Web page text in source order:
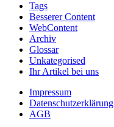
Tags
Besserer Content
WebContent
Archiv
Glossar
Unkategorised
Ihr Artikel bei uns
Impressum
Datenschutzerklärung
AGB